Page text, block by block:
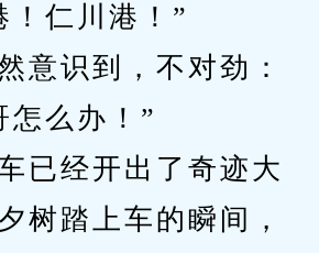
仁川港！”
识到，不对劲：
么办！”
经开出了奇迹大
树踏上车的瞬间，